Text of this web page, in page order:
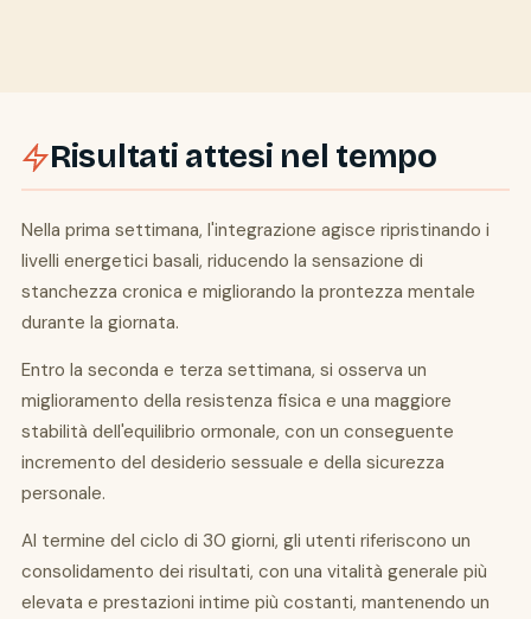
Risultati attesi nel tempo
Nella prima settimana, l'integrazione agisce ripristinando i
livelli energetici basali, riducendo la sensazione di
stanchezza cronica e migliorando la prontezza mentale
durante la giornata.
Entro la seconda e terza settimana, si osserva un
miglioramento della resistenza fisica e una maggiore
stabilità dell'equilibrio ormonale, con un conseguente
incremento del desiderio sessuale e della sicurezza
personale.
Al termine del ciclo di 30 giorni, gli utenti riferiscono un
consolidamento dei risultati, con una vitalità generale più
elevata e prestazioni intime più costanti, mantenendo un